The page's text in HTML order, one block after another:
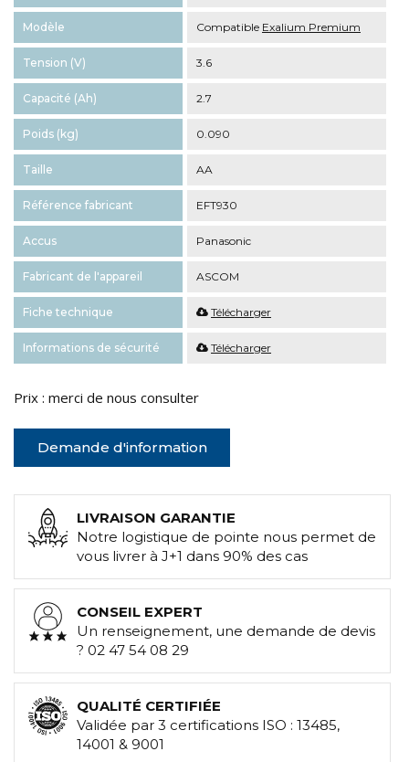
Modèle Compatible Exalium Premium
Tension (V) 3.6
Capacité (Ah) 2.7
Poids (kg) 0.090
Taille AA
Référence fabricant EFT930
Accus Panasonic
Fabricant de l'appareil ASCOM
Fiche technique Télécharger
Informations de sécurité Télécharger
Prix : merci de nous consulter
Demande d'information
LIVRAISON GARANTIE
Notre logistique de pointe nous permet de
vous livrer à J+1 dans 90% des cas
CONSEIL EXPERT
Un renseignement, une demande de devis
? 02 47 54 08 29
QUALITÉ CERTIFIÉE
Validée par 3 certifications ISO : 13485,
14001 & 9001